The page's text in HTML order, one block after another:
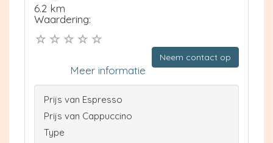
6.2 km
Waardering:
Neem contact op
Meer informatie
Prijs van Espresso
Prijs van Cappuccino
Type